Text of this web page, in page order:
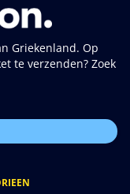
Griekenland. Op
te verzenden? Zoek